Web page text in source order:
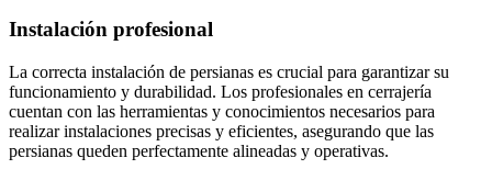
Instalación profesional
La correcta instalación de persianas es crucial para garantizar su
funcionamiento y durabilidad. Los profesionales en cerrajería
cuentan con las herramientas y conocimientos necesarios para
realizar instalaciones precisas y eficientes, asegurando que las
persianas queden perfectamente alineadas y operativas.